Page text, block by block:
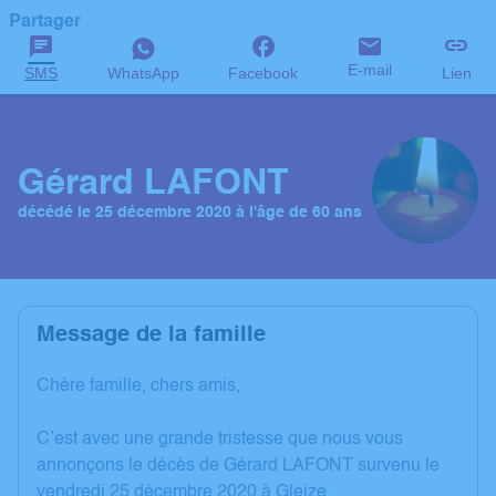
Partager
SMS WhatsApp Facebook E-mail Lien
Gérard LAFONT
décédé le 25 décembre 2020 à l'âge de 60 ans
Message de la famille
Chère famille, chers amis,
C’est avec une grande tristesse que nous vous
annonçons le décès de Gérard LAFONT survenu le